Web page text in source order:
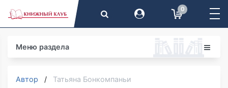
0
Меню раздела
Автор Татьяна Бонкомпаньи